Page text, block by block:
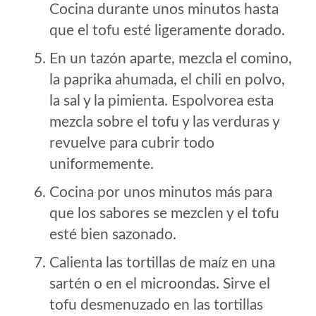
Cocina durante unos minutos hasta
que el tofu esté ligeramente dorado.
En un tazón aparte, mezcla el comino,
la paprika ahumada, el chili en polvo,
la sal y la pimienta. Espolvorea esta
mezcla sobre el tofu y las verduras y
revuelve para cubrir todo
uniformemente.
Cocina por unos minutos más para
que los sabores se mezclen y el tofu
esté bien sazonado.
Calienta las tortillas de maíz en una
sartén o en el microondas. Sirve el
tofu desmenuzado en las tortillas